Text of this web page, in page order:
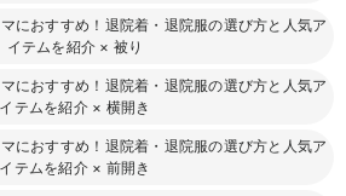
におすすめ！退院着・退院服の選び方と人気ア
イテムを紹介 × 被り
におすすめ！退院着・退院服の選び方と人気ア
イテムを紹介 × 横開き
におすすめ！退院着・退院服の選び方と人気ア
イテムを紹介 × 前開き